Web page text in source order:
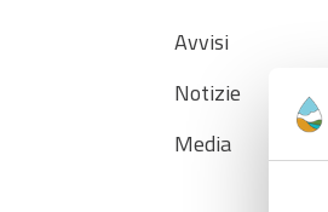
Avvisi
Notizie
Media